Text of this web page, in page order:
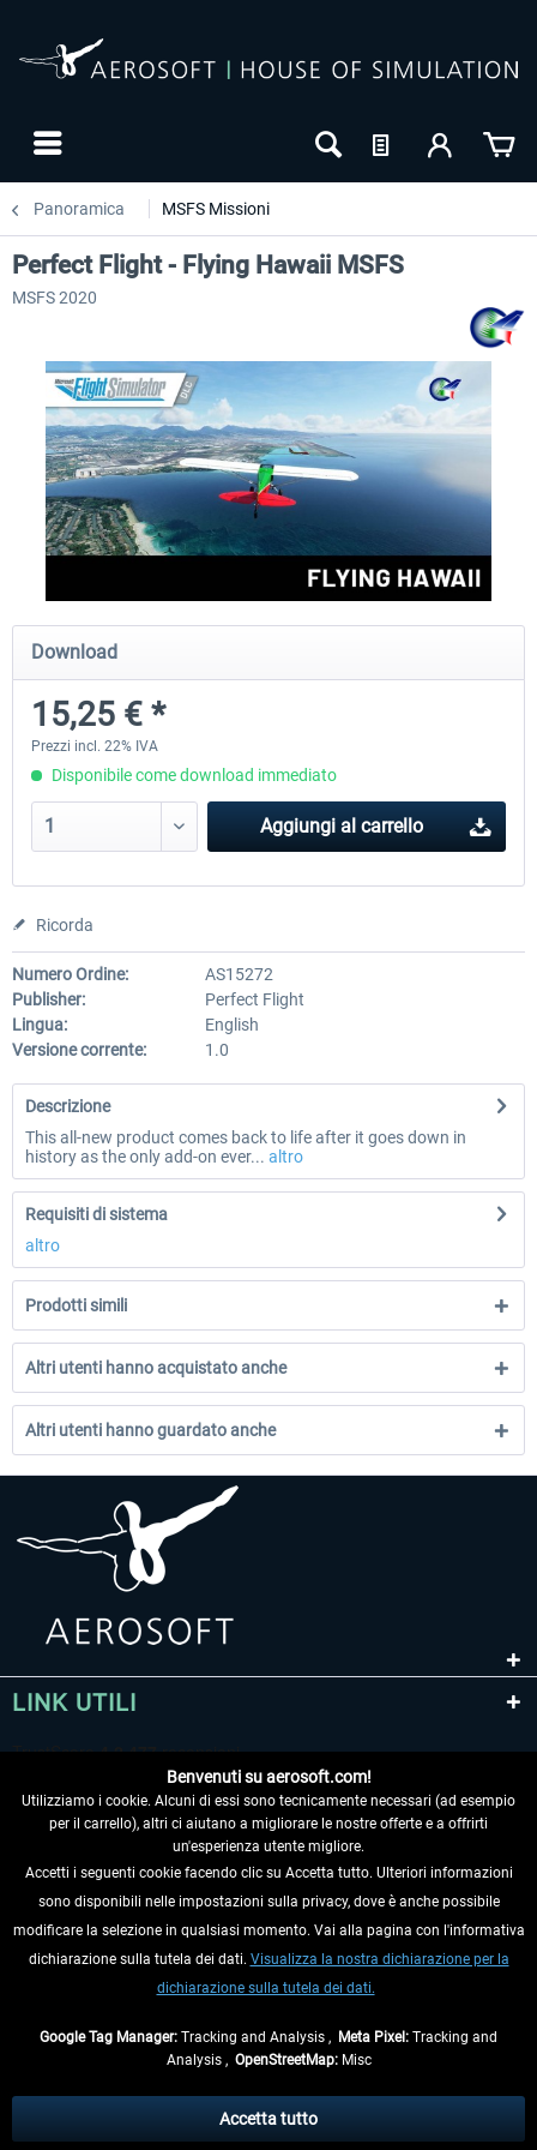
Panoramica MSFS Missioni
Perfect Flight - Flying Germany MSFS
15,25 € *
Perfect Flight - FS Explorer -
Perfect Flight - Flying Hawaii MSFS
MSFS 2020
Download
15,25 € *
Prezzi incl. 22% IVA
Disponibile come download immediato
Aggiungi al carrello
Ricorda
Numero Ordine:
AS15272
Publisher:
Perfect Flight
Lingua:
English
Versione corrente:
1.0
Descrizione
This all-new product comes back to life after it goes down in
history as the only add-on ever... altro
Requisiti di sistema
altro
Prodotti simili
Altri utenti hanno acquistato anche
Altri utenti hanno guardato anche
LINK UTILI
RECEDERE DAL CONTRATTO
INFORMAZIONI
eventualmente le spese di spedizione, se non diversamente descritto.
** Riguarda le spedizioni al di fuori della Germania, i tempi di consegna per le
Benvenuti su aerosoft.com!
Utilizziamo i cookie. Alcuni di essi sono tecnicamente necessari (ad esempio
per il carrello), altri ci aiutano a migliorare le nostre offerte e a offrirti
un'esperienza utente migliore.
Accetti i seguenti cookie facendo clic su Accetta tutto. Ulteriori informazioni
sono disponibili nelle impostazioni sulla privacy, dove è anche possibile
modificare la selezione in qualsiasi momento. Vai alla pagina con l'informativa
dichiarazione sulla tutela dei dati. Visualizza la nostra dichiarazione per la
dichiarazione sulla tutela dei dati.
Google Tag Manager: Tracking and Analysis , Meta Pixel: Tracking and
Analysis , OpenStreetMap:Misc
Accetta tutto